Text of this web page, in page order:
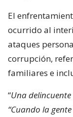
El
ocurrido al
ataques
corrupción,
familiares e
“Una
“Cuando la